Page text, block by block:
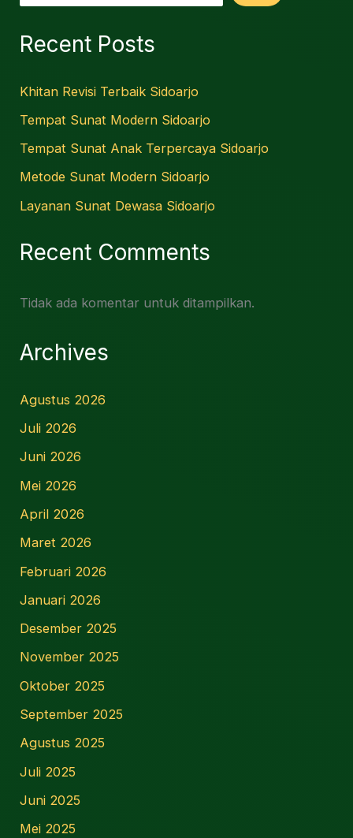
Recent Posts
Khitan Revisi Terbaik Sidoarjo
Tempat Sunat Modern Sidoarjo
Tempat Sunat Anak Terpercaya Sidoarjo
Metode Sunat Modern Sidoarjo
Layanan Sunat Dewasa Sidoarjo
Recent Comments
Tidak ada komentar untuk ditampilkan.
Archives
Agustus 2026
Juli 2026
Juni 2026
Mei 2026
April 2026
Maret 2026
Februari 2026
Januari 2026
Desember 2025
November 2025
Oktober 2025
September 2025
Agustus 2025
Juli 2025
Juni 2025
Mei 2025